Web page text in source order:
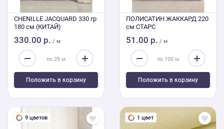
CHENILLE JACQUARD 330 гр
180 см (КИТАЙ)
330.00 р. / м
Положить в корзину
ПОЛИСАТИН ЖАККАРД 220
см СТАРС
51.00 р. / м
Положить в корзину
9 цветов 1 цвет